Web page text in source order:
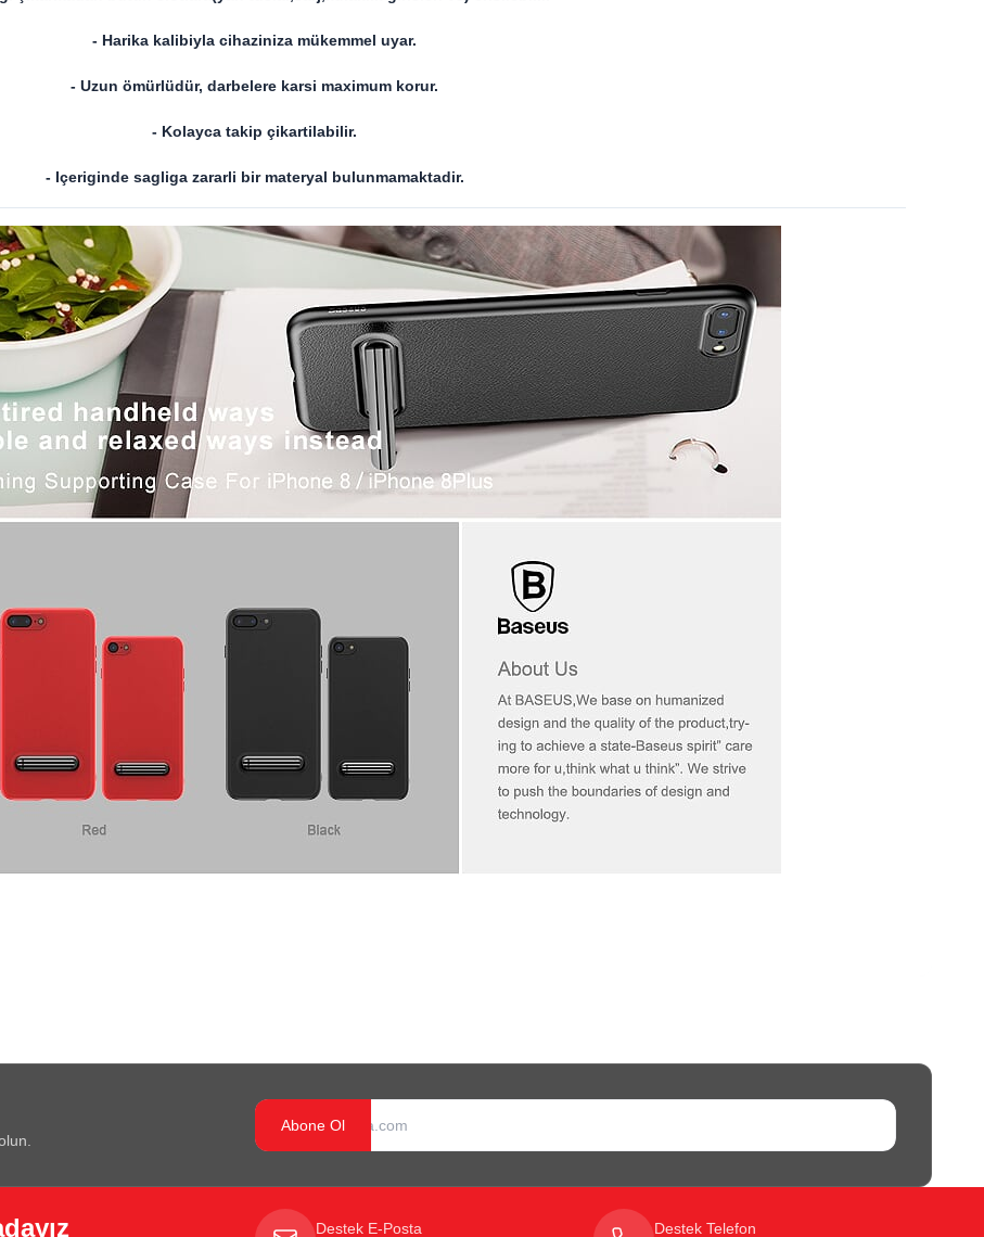
- Harika kalibiyla cihaziniza mükemmel uyar.
- Uzun ömürlüdür, darbelere karsi maximum korur.
- Kolayca takip çikartilabilir.
- Içeriginde sagliga zararli bir materyal bulunmamaktadir.
Abone Ol
Destek E-Posta Destek Telefon